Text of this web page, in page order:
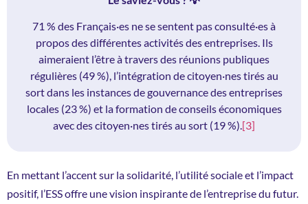
71 % des Français·es ne se sentent pas consulté·es à
propos des différentes activités des entreprises. Ils
aimeraient l’être à travers des réunions publiques
régulières (49 %), l’intégration de citoyen·nes tirés au
sort dans les instances de gouvernance des entreprises
locales (23 %) et la formation de conseils économiques
avec des citoyen·nes tirés au sort (19 %).[3]
En mettant l’accent sur la solidarité, l’utilité sociale et l’impact
positif, l’ESS offre une vision inspirante de l’entreprise du futur.